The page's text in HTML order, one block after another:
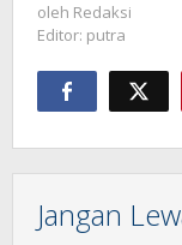
oleh Redaksi
Editor: putra
Jangan